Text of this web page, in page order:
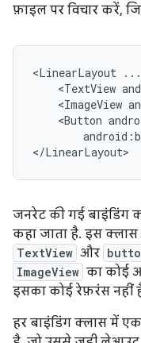
फ़ाइल पर विचार करें,
<LinearLayout ...
<TextView
<ImageView
<Button
जनरेट की गई बाइंडिंग
कहा जाता है. इस क्लास
TextView और
ImageView का कोई
इसका कोई रेफ़रंस नहीं
हर बाइंडिंग क्लास में एक